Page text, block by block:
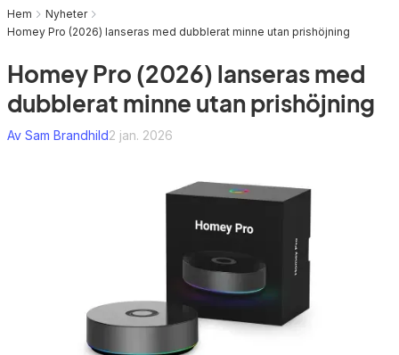
Hem
Nyheter
Homey Pro (2026) lanseras med dubblerat minne utan prishöjning
Homey Pro (2026) lanseras med
dubblerat minne utan prishöjning
Av Sam Brandhild2 jan. 2026